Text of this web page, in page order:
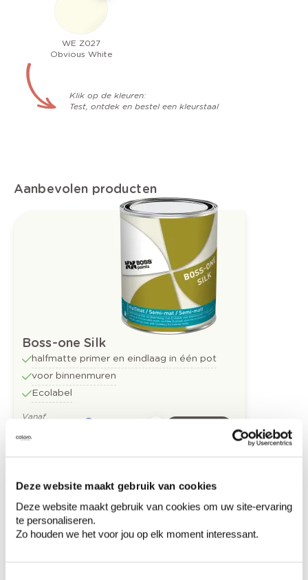
Deze website maakt gebruik van cookies
Deze website maakt gebruik van cookies om uw site-ervaring
te personaliseren.
Zo houden we het voor jou op elk moment interessant.
WE Z027
Obvious White
Klik op de kleuren:
Test, ontdek en bestel een kleurstaal
Aanbevolen producten
Boss-one Silk
halfmatte primer en eindlaag in één pot
voor binnenmuren
Ecolabel
Vanaf
Ontdek meer inspiratiebeelden voor:
Woonkamer